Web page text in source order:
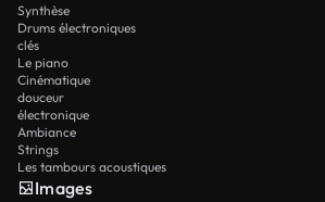
Synthèse
Drums électroniques
clés
Le piano
Cinématique
douceur
électronique
Ambiance
Strings
Les tambours acoustiques
Images